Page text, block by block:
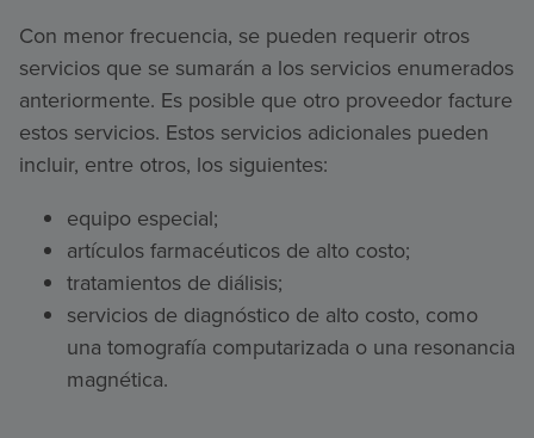
Con menor frecuencia, se pueden requerir otros
servicios que se sumarán a los servicios enumerados
anteriormente. Es posible que otro proveedor facture
estos servicios. Estos servicios adicionales pueden
incluir, entre otros, los siguientes:
equipo especial;
artículos farmacéuticos de alto costo;
tratamientos de diálisis;
servicios de diagnóstico de alto costo, como
una tomografía computarizada o una resonancia
magnética.